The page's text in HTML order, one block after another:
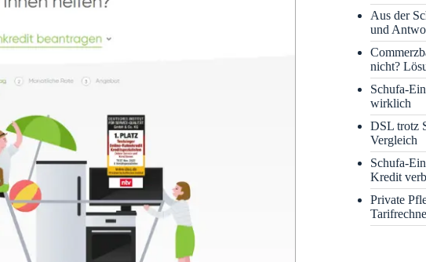
Aus der
und
nicht?
Schufa-
wirklich
DSL trotz
Vergleich
Schufa-
Kredit
Private